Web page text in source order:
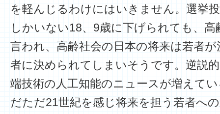
を軽んじるわけにはいきません。選挙
しかいない18、9歳に下げられても、
言われ、高齢社会の日本の将来は若者
者に決められてしまいそうです。逆説
端技術の人工知能のニュースが増えて
だただ21世紀を感じ将来を担う若者へ